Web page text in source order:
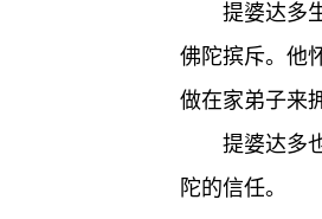
提婆达多
佛陀摈斥。他
做在家弟子来
提婆达多
陀的信任。